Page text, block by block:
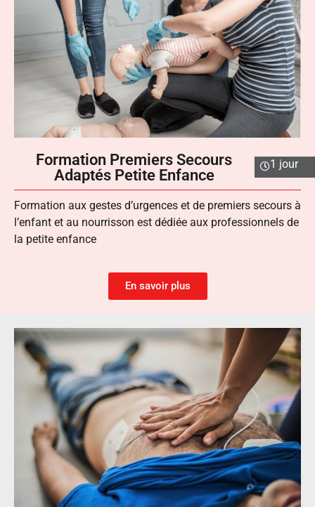
Formation Premiers Secours
Adaptés Petite Enfance
1 jour
Formation aux gestes d’urgences et de premiers secours à
l’enfant et au nourrisson est dédiée aux professionnels de
la petite enfance
En savoir plus